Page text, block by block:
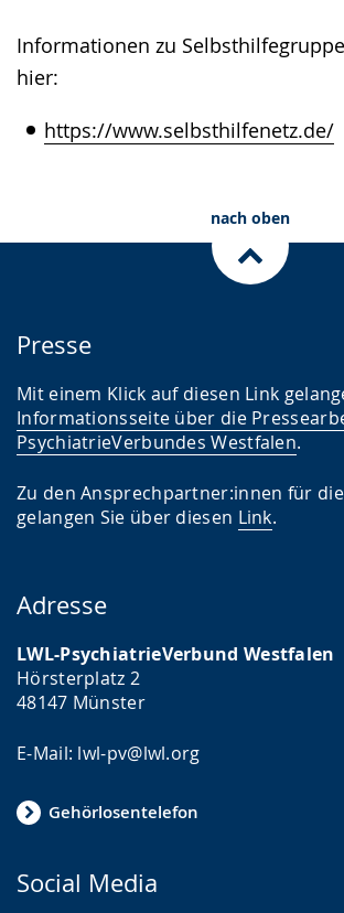
Informationen zu
hier:
https://www.selbsthilfenetz.de/
nach oben
Presse
Mit einem Klick auf diesen Link
Informationsseite über die
PsychiatrieVerbundes Westfalen.
Zu den Ansprechpartner:innen für
gelangen Sie über diesen Link.
Adresse
LWL-PsychiatrieVerbund Westfalen
Hörsterplatz 2
48147 Münster
E-Mail: lwl-pv@lwl.org
Gehörlosentelefon
Social Media